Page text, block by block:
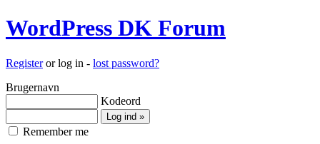
WordPress DK Forum
Registeror log in - lost password?
Brugernavn
Kodeord
Remember me